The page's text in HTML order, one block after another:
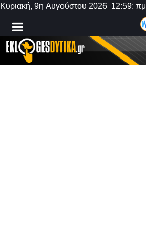
Κυριακή, 9η Αυγούστου 2026 12:59: πμ